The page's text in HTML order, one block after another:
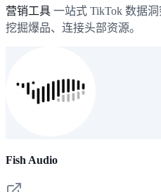
营销工具 一站式 TikTok 数据
挖掘爆品、连接头部资源。
Fish Audio